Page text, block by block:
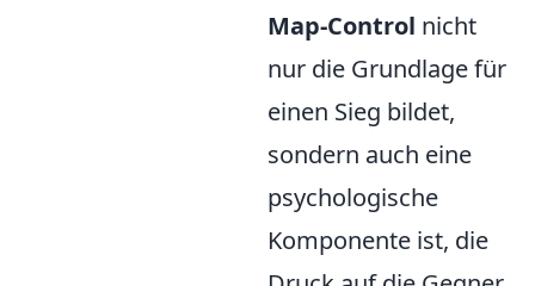
Map-Control nicht
nur die Grundlage für
einen Sieg bildet,
sondern auch eine
psychologische
Komponente ist, die